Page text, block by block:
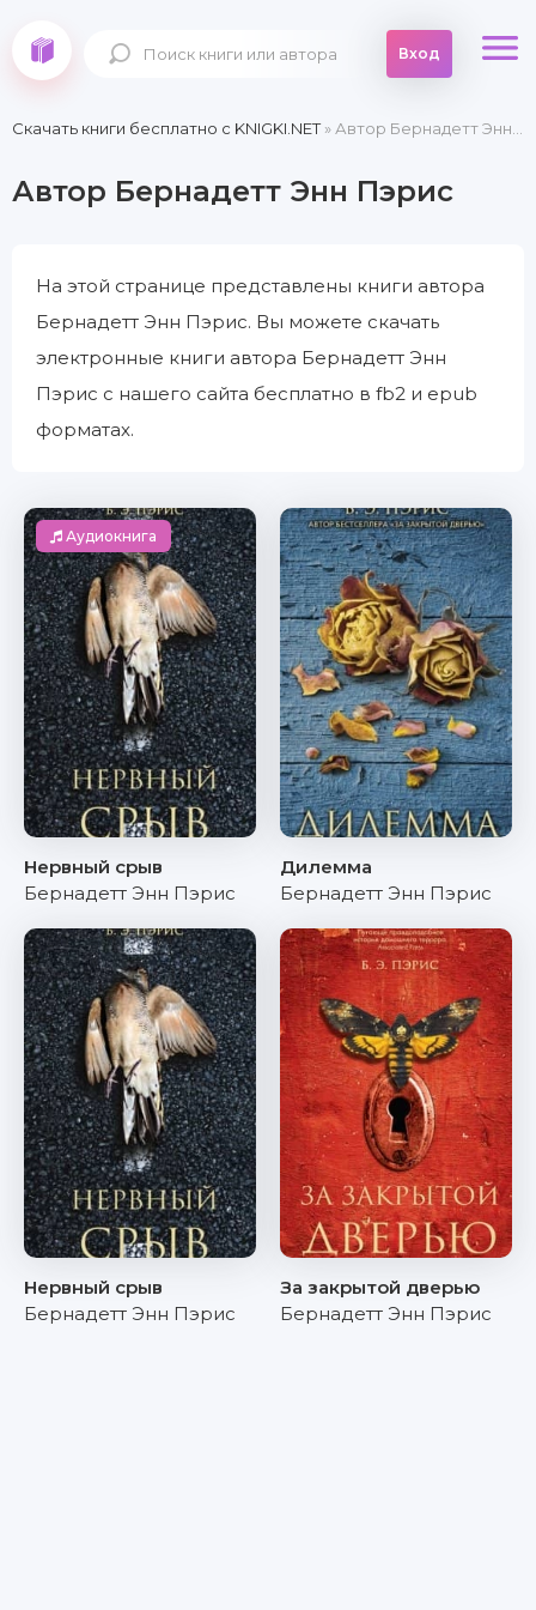
Вход
Скачать книги бесплатно c KNIGKI.NET» Автор Бернадетт Энн Пэрис
Автор Бернадетт Энн Пэрис
На этой странице представлены книги автора
Бернадетт Энн Пэрис. Вы можете скачать
электронные книги автора Бернадетт Энн
Пэрис с нашего сайта бесплатно в fb2 и epub
форматах.
Аудиокнига
Нервный срыв
Бернадетт Энн Пэрис
Дилемма
Бернадетт Энн Пэрис
Нервный срыв
Бернадетт Энн Пэрис
За закрытой дверью
Бернадетт Энн Пэрис